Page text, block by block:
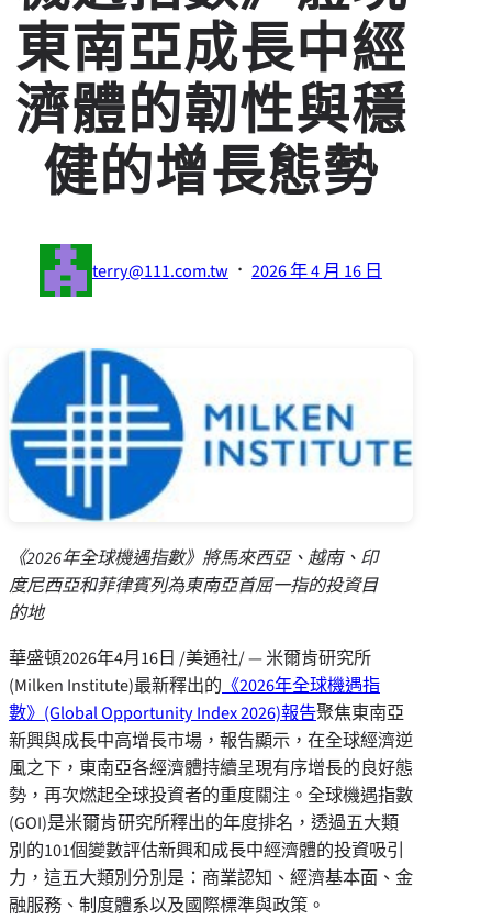
東南亞成長中經
濟體的韌性與穩
健的增長態勢
terry@111.com.tw · 2026 年 4 月 16 日
《2026年全球機遇指數》將馬來西亞、越南、印
度尼西亞和菲律賓列為東南亞首屈一指的投資目
的地
華盛頓2026年4月16日 /美通社/ — 米爾肯研究所
(Milken Institute)最新釋出的 《2026年全球機遇指
數》(Global Opportunity Index 2026)報告聚焦東南亞
新興與成長中高增長市場，報告顯示，在全球經濟逆
風之下，東南亞各經濟體持續呈現有序增長的良好態
勢，再次燃起全球投資者的重度關注。全球機遇指數
(GOI)是米爾肯研究所釋出的年度排名，透過五大類
別的101個變數評估新興和成長中經濟體的投資吸引
力，這五大類別分別是：商業認知、經濟基本面、金
融服務、制度體系以及國際標準與政策。